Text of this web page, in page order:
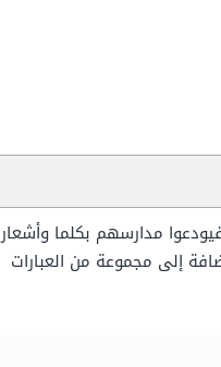
مدارسهم بكلما وأشعار
إلى مجموعة من العبارات